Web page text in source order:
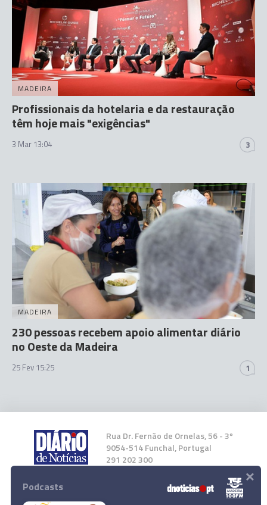
MADEIRA
Profissionais da hotelaria e da restauração
têm hoje mais "exigências"
3 Mar 13:04 3
MADEIRA
230 pessoas recebem apoio alimentar diário
no Oeste da Madeira
25 Fev 15:25 1
Rua Dr. Fernão de Ornelas, 56 - 3º
9054-514 Funchal, Portugal
291 202 300
Instale a nossa App
Podcasts ×